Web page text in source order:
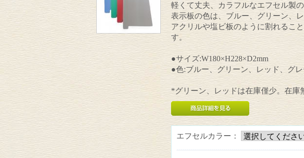
軽くて丈夫、カラフルなエフセル製の
表示板の色は、ブルー、グリーン、
アクリルや塩ビ板のように割れるこ
す。
●サイズ:W180×H228×D2mm
●色:ブルー、グリーン、レッド、グレ
*グリーン、レッドは在庫僅少。在庫
エフセルカラー：